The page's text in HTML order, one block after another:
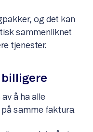
og det kan
sammenliknet
tjenester.
å ha alle
samme faktura.